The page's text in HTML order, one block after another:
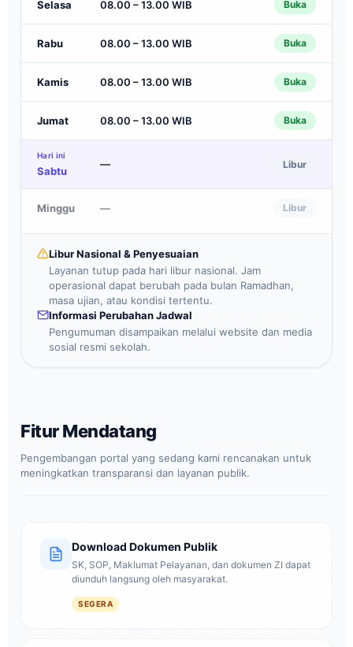
Selasa 08.00 – 13.00 WIB Buka
Rabu 08.00 – 13.00 WIB Buka
Kamis 08.00 – 13.00 WIB Buka
Jumat 08.00 – 13.00 WIB Buka
Hari ini
Sabtu
— Libur
Minggu — Libur
Libur Nasional & Penyesuaian
Layanan tutup pada hari libur nasional. Jam
operasional dapat berubah pada bulan Ramadhan,
masa ujian, atau kondisi tertentu.
Informasi Perubahan Jadwal
Pengumuman disampaikan melalui website dan media
sosial resmi sekolah.
Fitur Mendatang
Pengembangan portal yang sedang kami rencanakan untuk
meningkatkan transparansi dan layanan publik.
Download Dokumen Publik
SK, SOP, Maklumat Pelayanan, dan dokumen ZI dapat
diunduh langsung oleh masyarakat.
SEGERA